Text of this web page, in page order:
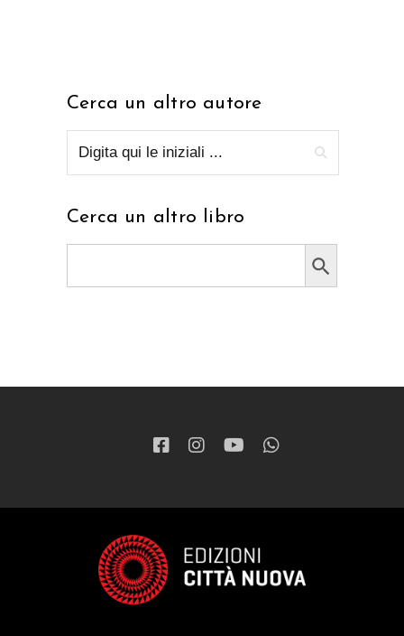
Cerca un altro autore
Cerca un altro libro
Search Button